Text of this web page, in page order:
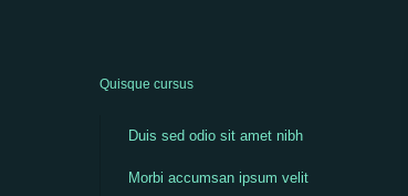
Quisque cursus
Duis sed odio sit amet nibh
Morbi accumsan ipsum velit